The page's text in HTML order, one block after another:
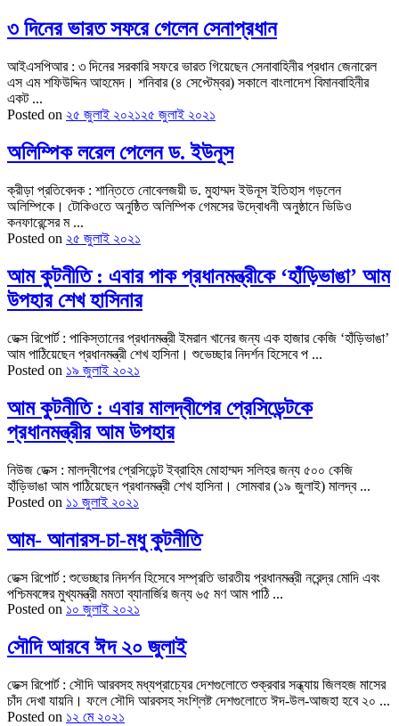
৩ দিনের ভারত সফরে গেলেন সেনাপ্রধান
আইএসপিআর : ৩ দিনের সরকারি সফরে ভারত গিয়েছেন সেনাবাহিনীর প্রধান জেনারেল
এস এম শফিউদ্দিন আহমেদ। শনিবার (৪ সেপ্টেম্বর) সকালে বাংলাদেশ বিমানবাহিনীর
একট ...
Posted on ২৫ জুলাই ২০২১২৫ জুলাই ২০২১
অলিম্পিক লরেল পেলেন ড. ইউনূস
ক্রীড়া প্রতিবেদক : শান্তিতে নোবেলজয়ী ড. মুহাম্মদ ইউনূস ইতিহাস গড়লেন
অলিম্পিকে। টোকিওতে অনুষ্ঠিত অলিম্পিক গেমসের উদ্বোধনী অনুষ্ঠানে ভিডিও
কনফারেন্সের ম ...
Posted on ২৫ জুলাই ২০২১
আম কুটনীতি : এবার পাক প্রধানমন্ত্রীকে ‘হাঁড়িভাঙা’ আম
উপহার শেখ হাসিনার
ডেক্স রিপোর্ট : পাকিস্তানের প্রধানমন্ত্রী ইমরান খানের জন্য এক হাজার কেজি ‘হাঁড়িভাঙা’
আম পাঠিয়েছেন প্রধানমন্ত্রী শেখ হাসিনা। শুভেচ্ছার নিদর্শন হিসেবে প ...
Posted on ১৯ জুলাই ২০২১
আম কুটনীতি : এবার মালদ্বীপের প্রেসিডেন্টকে
প্রধানমন্ত্রীর আম উপহার
নিউজ ডেক্স : মালদ্বীপের প্রেসিডেন্ট ইব্রাহিম মোহাম্মদ সলিহর জন্য ৫০০ কেজি
হাঁড়িভাঙা আম পাঠিয়েছেন প্রধানমন্ত্রী শেখ হাসিনা। সোমবার (১৯ জুলাই) মালদ্ব ...
Posted on ১১ জুলাই ২০২১
আম- আনারস-চা-মধু কুটনীতি
ডেক্স রিপোর্ট : শুভেচ্ছার নিদর্শন হিসেবে সম্প্রতি ভারতীয় প্রধানমন্ত্রী নরেন্দ্র মোদি এবং
পশ্চিমবঙ্গের মুখ্যমন্ত্রী মমতা ব্যানার্জির জন্য ৬৫ মণ আম পাঠি ...
Posted on ১০ জুলাই ২০২১
সৌদি আরবে ঈদ ২০ জুলাই
ডেক্স রিপোর্ট : সৌদি আরবসহ মধ্যপ্রাচ্যের দেশগুলোতে শুক্রবার সন্ধ্যায় জিলহজ মাসের
চাঁদ দেখা যায়নি। ফলে সৌদি আরবসহ সংশ্লিষ্ট দেশগুলোতে ঈদ-উল-আজহা হবে ২০ ...
Posted on ১২ মে ২০২১